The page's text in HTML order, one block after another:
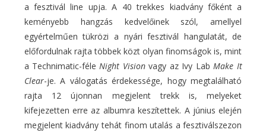
a fesztivál line upja. A 40 trekkes kiadvány főként a
keményebb hangzás kedvelőinek szól, amellyel
egyértelműen tükrözi a nyári fesztivál hangulatát, de
előfordulnak rajta többek közt olyan finomságok is, mint
a Technimatic-féle Night Visionvagy az Ivy Lab Make It
Clear-je. A válogatás érdekessége, hogy megtalálható
rajta 12 újonnan megjelent trekk is, melyeket
kifejezetten erre az albumra keszítettek. A június elején
megjelent kiadvány tehát finom utalás a fesztiválszezon